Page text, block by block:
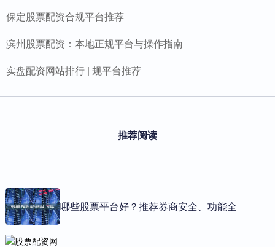
保定股票配资合规平台推荐
滨州股票配资：本地正规平台与操作指南
实盘配资网站排行 | 规平台推荐
推荐阅读
哪些股票平台好？推荐券商安全、功能全